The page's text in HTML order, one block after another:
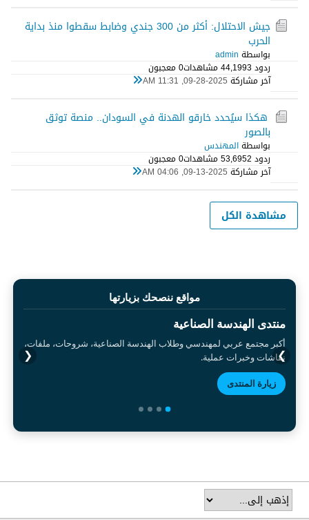
جيش الاحتلال: أكثر من 300 جندي وضابط سقطوا منذ بداية
الحرب
بواسطة admin
ردود 3 44,199 مشاهدات
0 معجبون
آخر مشاركة 09-28-2025, 11:31 AM
هكذا سيُحدد خارقو الهدنة في السودان.. منصة توثق
بالصور
بواسطةالمهندس
ردود 2 53,695 مشاهدات
0 معجبون
آخر مشاركة 09-13-2025, 04:06 AM
مشاهدة الكل
مواقع ننصحك بزيارتها
منتدى الهندسة الصناعية
أكبر مجتمع عربي لمهندسي وطلاب الهندسة الصناعية، شروحات، ملفات،
نقاشات وخبرات عملية.
زيارة المنتدى
❮ ❯